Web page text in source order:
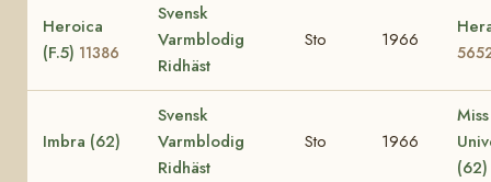
Heroica
(F.5) 11386
Svensk
Varmblodig
Ridhäst
Sto 1966
Imbra (62)
Svensk
Varmblodig
Ridhäst
Sto 1966
Miss
(62)